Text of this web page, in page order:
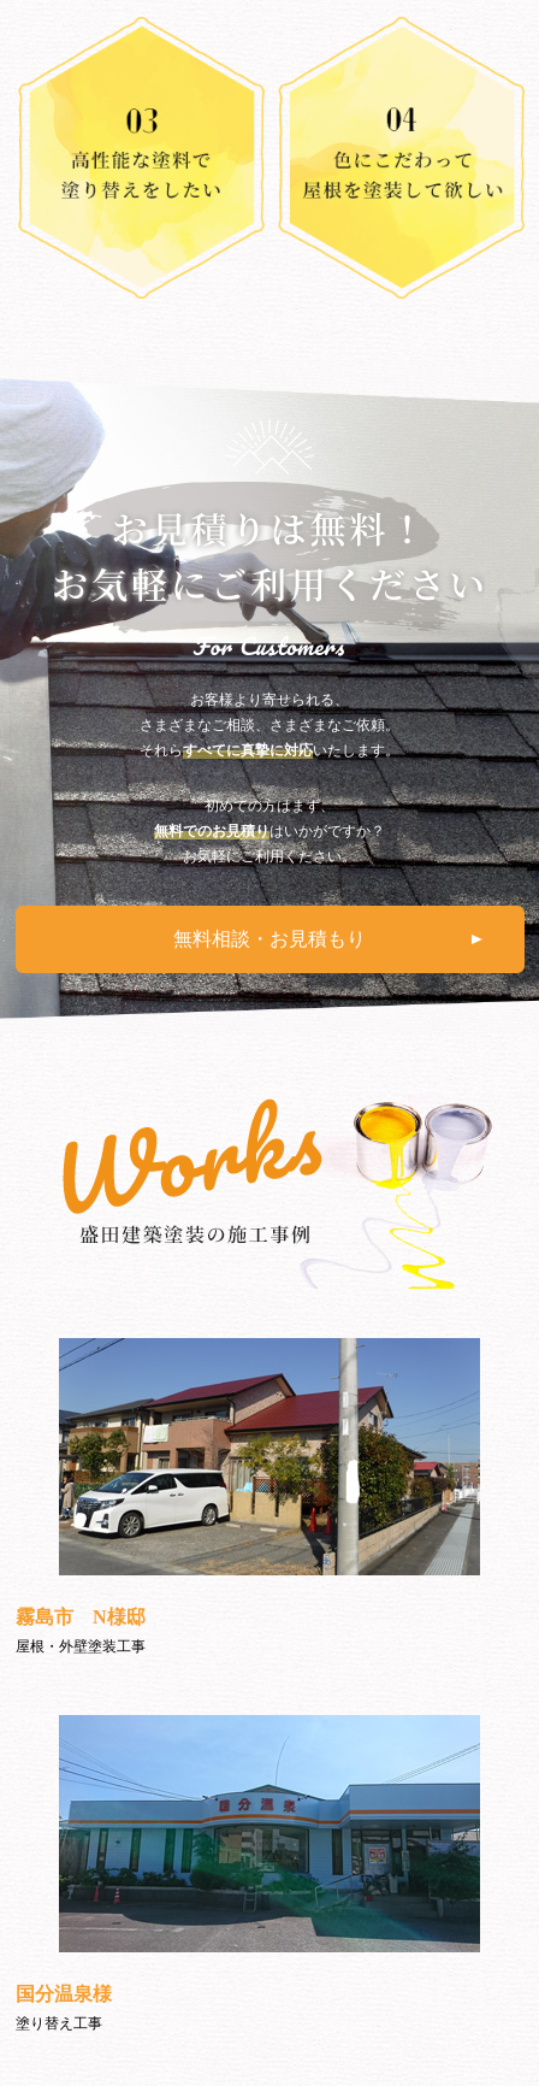
お客様より寄せられる、
さまざまなご相談、さまざまなご依頼。
それらすべてに真摯に対応いたします。
初めての方はまず、
無料でのお見積りはいかがですか？
お気軽にご利用ください。
無料相談・お見積もり
霧島市 N様邸
屋根・外壁塗装工事
国分温泉様
塗り替え工事